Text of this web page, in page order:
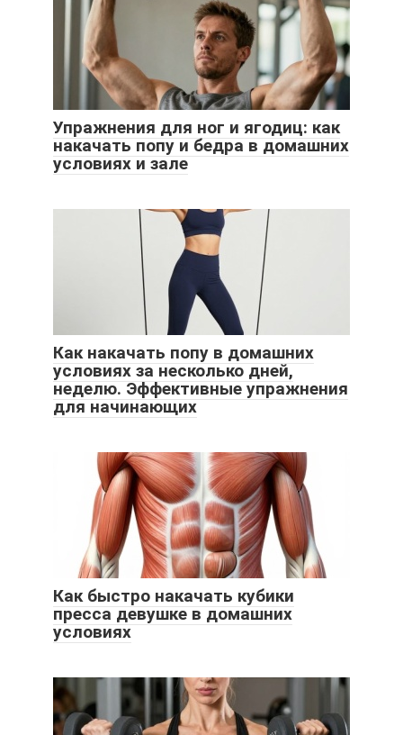
Упражнения для ног и ягодиц: как
накачать попу и бедра в домашних
условиях и зале
Как накачать попу в домашних
условиях за несколько дней,
неделю. Эффективные упражнения
для начинающих
Как быстро накачать кубики
пресса девушке в домашних
условиях